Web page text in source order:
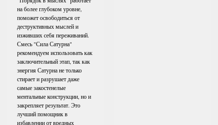
на более глубоком уровне,
поможет освободиться от
деструктивных мыслей и
изживших себя переживаний.
Смесь "Сила Сатурна"
рекомендуем использовать как
заключительный этап, так как
энергия Сатурна не только
стирает и разрушает даже
самые закостенелые
ментальные конструкции, но и
закрепляет результат. Это
лучший помощник в
избавлении от вредных